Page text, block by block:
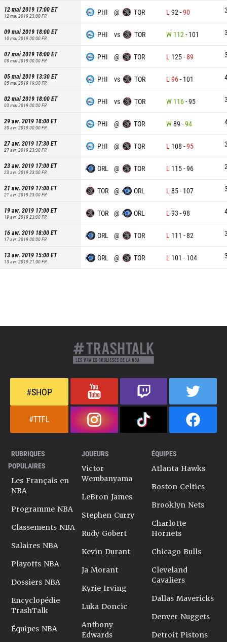
12 mai 2019 17:00ET
12 mai 2019 23:00FR PHI @ TOR L 92 -90
09 mai 2019 18:00ET
10 mai 2019 00:00FR PHI vs TOR W 112 - 101
07 mai 2019 18:00ET
08 mai 2019 00:00FR PHI @ TOR L 125-89
05 mai 2019 13:30ET
05 mai 2019 19:30FR PHI vs TOR L 96- 101
02 mai 2019 18:00ET
03 mai 2019 00:00FR PHI vs TOR W 116-95
29 avr. 2019 18:00ET
30 avr. 2019 00:00FR PHI @ TOR W89 -94
27 avr. 2019 17:30ET
27 avr. 2019 23:30FR PHI @ TOR L 108 -95
23 avr. 2019 17:00ET
23 avr. 2019 23:00FR ORL @ TOR L 115-96
21 avr. 2019 17:00ET
21 avr. 2019 23:00FR TOR @ ORL L 85- 107
19 avr. 2019 17:00ET
19 avr. 2019 23:00FR TOR @ ORL L 93 -98
16 avr. 2019 18:00ET
17 avr. 2019 00:00FR ORL @ TOR L 111 -82
13 avr. 2019 15:00ET
13 avr. 2019 21:00FR ORL @ TOR L 101 - 104
#SHOP
#TTFL
RUBRIQUES
POPULAIRES
Les Français en
NBA
Programme NBA
Classements NBA
Salaires NBA
Playoffs NBA
Dossiers NBA
Encyclopédie
TrashTalk
Équipes NBA
JOUEURS
Victor
Wembanyama
LeBron James
Stephen Curry
Rudy Gobert
Kevin Durant
Ja Morant
Kyrie Irving
Luka Doncic
Anthony
Edwards
ÉQUIPES
Atlanta Hawks
Boston Celtics
Brooklyn Nets
Charlotte
Hornets
Chicago Bulls
Cleveland
Cavaliers
Dallas Mavericks
Denver Nuggets
Detroit Pistons